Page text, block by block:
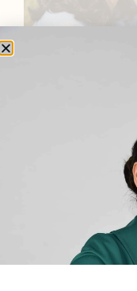
egészségügyi
alkalmazásának
férfiak